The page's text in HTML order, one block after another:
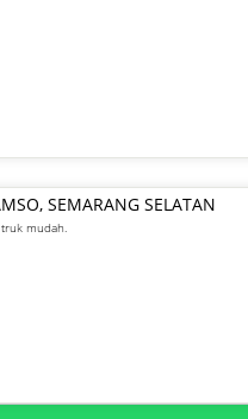
SEMARANG SELATAN
truk mudah.